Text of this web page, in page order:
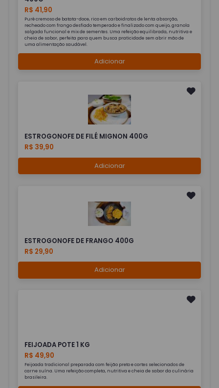
R$ 41,90
Purê cremoso de batata-doce, rico em carboidratos de lenta absorção,
recheado com frango desfiado temperado e finalizado com queijo, granola
salgada funcional e mix de sementes. Uma refeição equilibrada, nutritiva e
cheia de sabor, perfeita para quem busca praticidade sem abrir mão de
uma alimentação saudável.
Adicionar
ESTROGONOFE DE FILÉ MIGNON 400G
R$ 39,90
Adicionar
ESTROGONOFE DE FRANGO 400G
R$ 29,90
Adicionar
FEIJOADA POTE 1 KG
R$ 49,90
Feijoada tradicional preparada com feijão preto e cortes selecionados de
carne suína. Uma refeição completa, nutritiva e cheia de sabor da culinária
brasileira.